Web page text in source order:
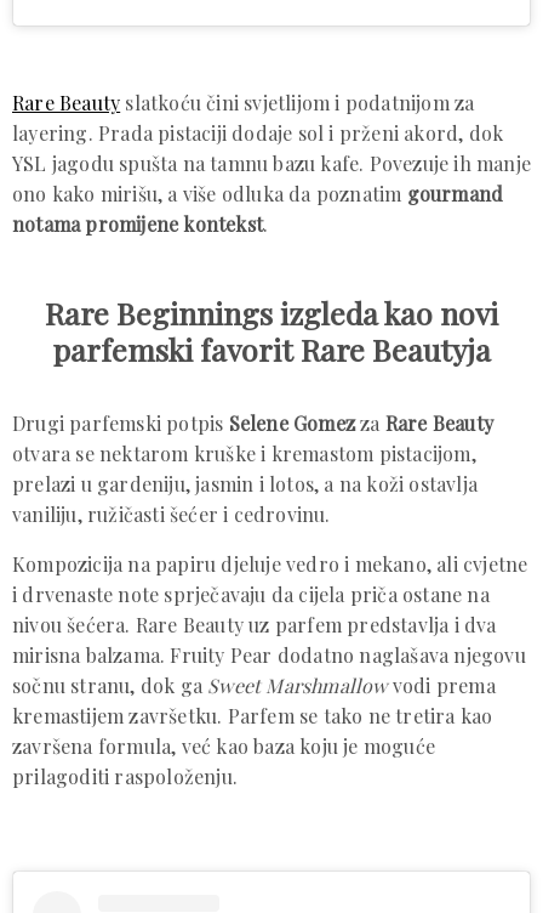
Rare Beauty slatkoću čini svjetlijom i podatnijom za
layering. Prada pistaciji dodaje sol i prženi akord, dok
YSL jagodu spušta na tamnu bazu kafe. Povezuje ih manje
ono kako mirišu, a više odluka da poznatim gourmand
notama promijene kontekst.
Rare Beginnings izgleda kao novi
parfemski favorit Rare Beautyja
Drugi parfemski potpis Selene Gomezza Rare Beauty
otvara se nektarom kruške i kremastom pistacijom,
prelazi u gardeniju, jasmin i lotos, a na koži ostavlja
vaniliju, ružičasti šećer i cedrovinu.
Kompozicija na papiru djeluje vedro i mekano, ali cvjetne
i drvenaste note sprječavaju da cijela priča ostane na
nivou šećera. Rare Beauty uz parfem predstavlja i dva
mirisna balzama. Fruity Pear dodatno naglašava njegovu
sočnu stranu, dok ga Sweet Marshmallowvodi prema
kremastijem završetku. Parfem se tako ne tretira kao
završena formula, već kao baza koju je moguće
prilagoditi raspoloženju.